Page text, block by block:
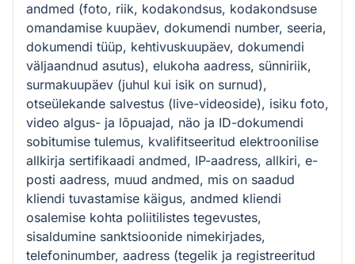
andmed (foto, riik, kodakondsus, kodakondsuse
omandamise kuupäev, dokumendi number, seeria,
dokumendi tüüp, kehtivuskuupäev, dokumendi
väljaandnud asutus), elukoha aadress, sünniriik,
surmakuupäev (juhul kui isik on surnud),
otseülekande salvestus (live-videoside), isiku foto,
video algus- ja lõpuajad, näo ja ID-dokumendi
sobitumise tulemus, kvalifitseeritud elektroonilise
allkirja sertifikaadi andmed, IP-aadress, allkiri, e-
posti aadress, muud andmed, mis on saadud
kliendi tuvastamise käigus, andmed kliendi
osalemise kohta poliitilistes tegevustes,
sisaldumine sanktsioonide nimekirjades,
telefoninumber, aadress (tegelik ja registreeritud